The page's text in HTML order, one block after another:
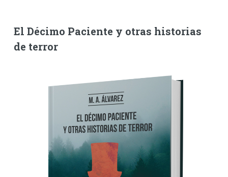
El Décimo Paciente y otras historias
de terror